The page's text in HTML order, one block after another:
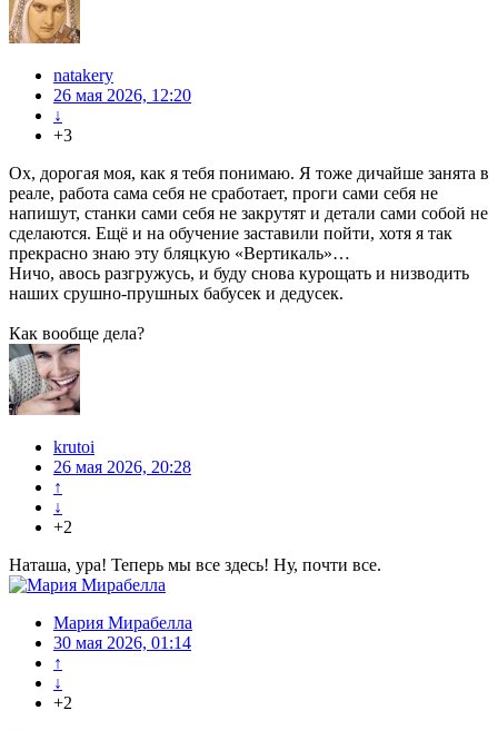
natakery
26 мая 2026, 12:20
↓
+3
Ох, дорогая моя, как я тебя понимаю. Я тоже дичайше занята в
реале, работа сама себя не сработает, проги сами себя не
напишут, станки сами себя не закрутят и детали сами собой не
сделаются. Ещё и на обучение заставили пойти, хотя я так
прекрасно знаю эту бляцкую «Вертикаль»…
Ничо, авось разгружусь, и буду снова курощать и низводить
наших срушно-прушных бабусек и дедусек.
Как вообще дела?
krutoi
26 мая 2026, 20:28
↑
↓
+2
Наташа, ура! Теперь мы все здесь! Ну, почти все.
Мария Мирабелла
30 мая 2026, 01:14
↑
↓
+2